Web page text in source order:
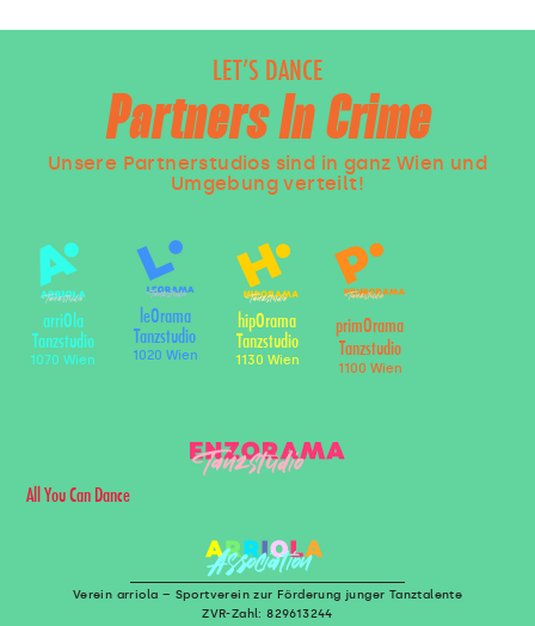
LET’S DANCE
Partners In Crime
Unsere Partnerstudios sind in ganz Wien und
Umgebung verteilt!
arriOla
Tanzstudio
1070 Wien
leOrama
Tanzstudio
1020 Wien
hipOrama
Tanzstudio
1130 Wien
primOrama
Tanzstudio
1100 Wien
All You Can Dance
Verein arriola – Sportverein zur Förderung junger Tanztalente
ZVR-Zahl: 829613244